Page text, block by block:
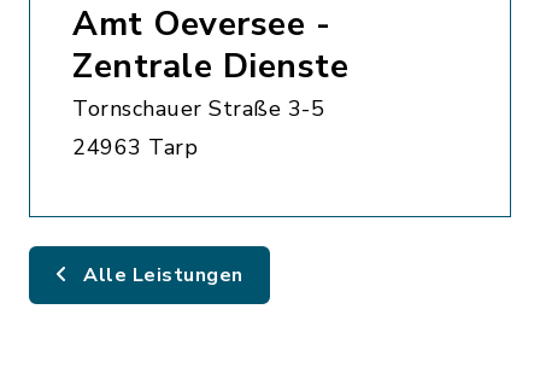
Amt Oeversee -
Zentrale Dienste
Tornschauer Straße 3-5
24963 Tarp
Alle Leistungen